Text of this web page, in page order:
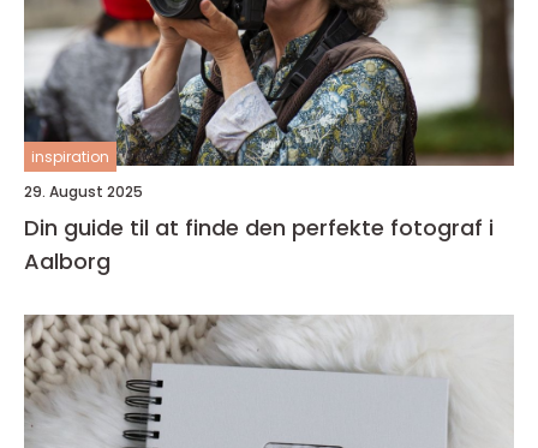
inspiration
29. August 2025
Din guide til at finde den perfekte fotograf i
Aalborg